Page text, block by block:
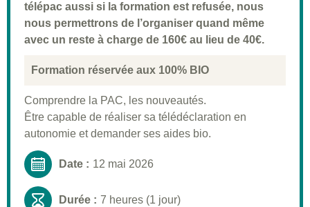
Moyens pédagogiques
Informations pratiques
télépac aussi si la formation est refusée, nous
nous permettrons de l’organiser quand même
avec un reste à charge de 160€ au lieu de 40€.
Formation réservée aux 100% BIO
Comprendre la PAC, les nouveautés.
Être capable de réaliser sa télédéclaration en
autonomie et demander ses aides bio.
Date : 12 mai 2026
Durée : 7 heures (1 jour)